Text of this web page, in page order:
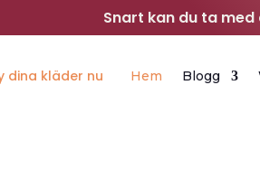
Snart kan du ta
Hem Blogg